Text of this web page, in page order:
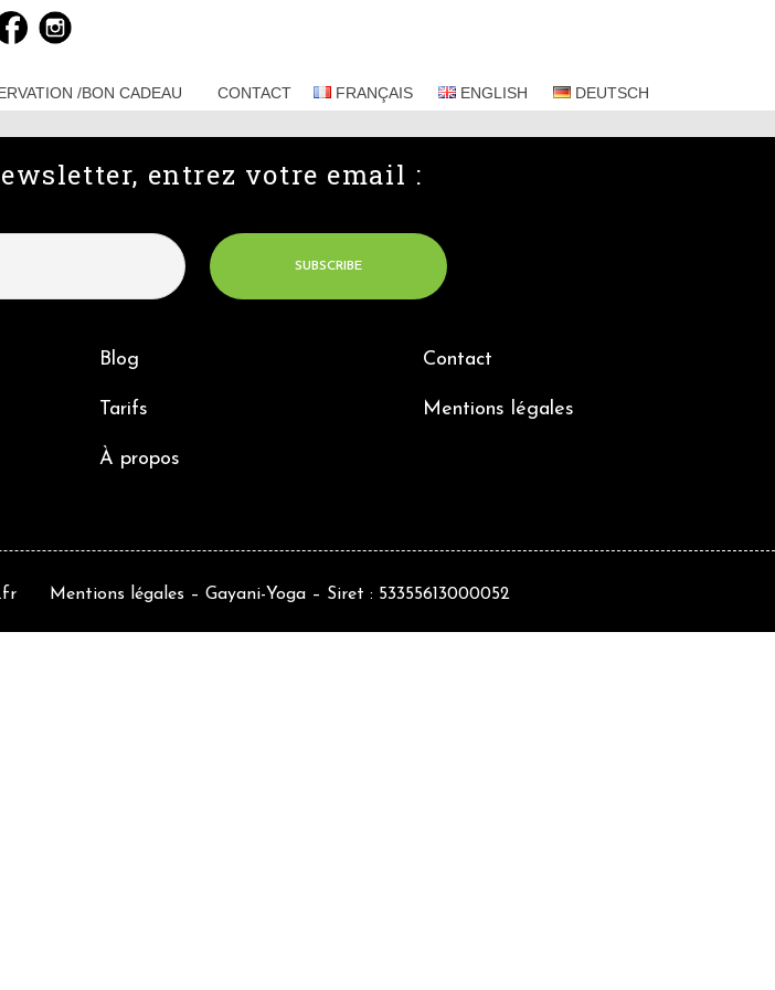
/BON CADEAU CONTACT FRANÇAIS ENGLISH DEUTSCH
entrez votre email :
Blog
Tarifs
À propos
Contact
Mentions légales
Mentions légales – Gayani-Yoga – Siret : 53355613000052